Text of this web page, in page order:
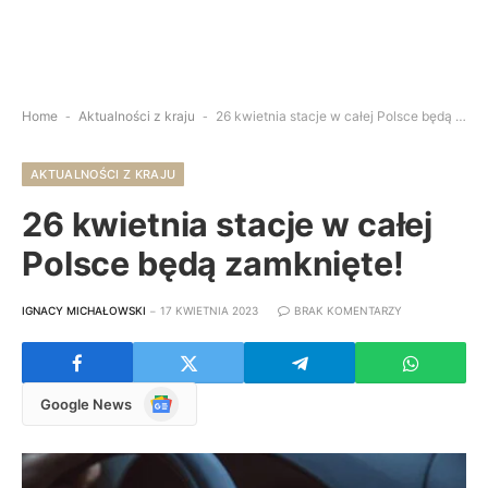
Home - Aktualności z kraju - 26 kwietnia stacje w całej Polsce będą zamknięte!
AKTUALNOŚCI Z KRAJU
26 kwietnia stacje w całej
Polsce będą zamknięte!
IGNACY MICHAŁOWSKI 17 KWIETNIA 2023 BRAK KOMENTARZY
Google News
Google